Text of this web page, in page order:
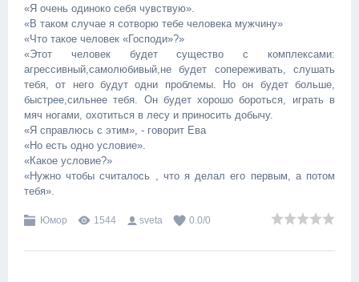
«Я очень одиноко себя чувствую».
«В таком случае я сотворю тебе человека мужчину»
«Что такое человек «Господи»?»
«Этот человек будет существо с комплексами:
агрессивный,самолюбивый,не будет сопереживать, слушать
тебя, от него будут одни проблемы. Но он будет больше,
быстрее,сильнее тебя. Он будет хорошо бороться, играть в
мяч ногами, охотиться в лесу и приносить добычу.
«Я справлюсь с этим», - говорит Ева
«Но есть одно условие».
«Какое условие?»
«Нужно чтобы считалось , что я делал его первым, а потом
тебя».
Юмор 1544 sveta 0.0/0